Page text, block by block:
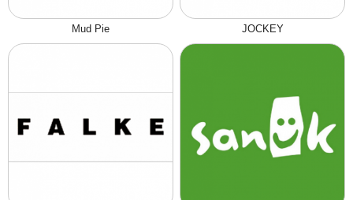
Mud Pie JOCKEY